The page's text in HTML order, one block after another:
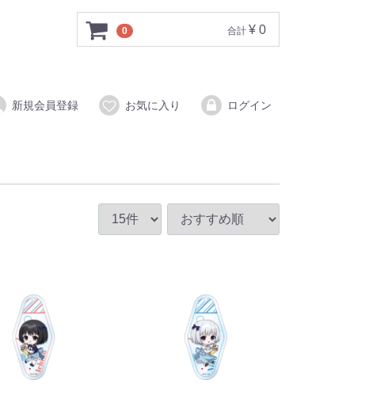
0 合計 ¥ 0
新規会員登録 お気に入り ログイン